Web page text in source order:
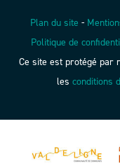
Plan du site -
Politique de
Ce site est protégé par
les conditions